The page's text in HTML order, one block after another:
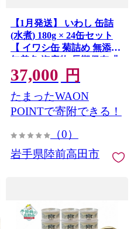
【1月発送】 いわし 缶詰
(水煮) 180g × 24缶セット
【 イワシ缶 菊詰め 無添加
無着色 海産物 長期保存 非
常食 国産 防災グッズ 】
RT911-24
37,000 円
たまったWAON
POINTで寄附できる！
（0）
岩手県陸前高田市